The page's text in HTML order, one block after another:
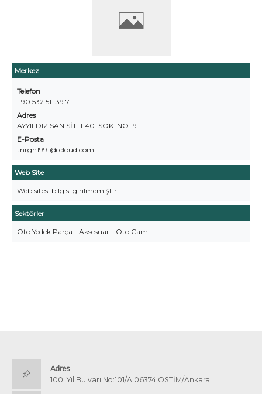
Merkez
Telefon
+90 532 511 39 71
Adres
AYYILDIZ SAN.SİT. 1140. SOK. NO:19
E-Posta
tnrgn1991@icloud.com
Web Site
Web sitesi bilgisi girilmemiştir.
Sektörler
Oto Yedek Parça - Aksesuar - Oto Cam
Adres
100. Yıl Bulvarı No:101/A 06374 OSTİM/Ankara